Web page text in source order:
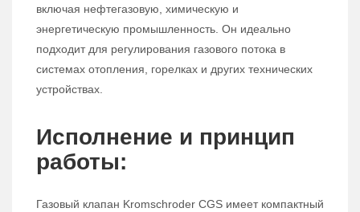
включая нефтегазовую, химическую и
энергетическую промышленность. Он идеально
подходит для регулирования газового потока в
системах отопления, горелках и других технических
устройствах.
Исполнение и принцип
работы:
Газовый клапан Kromschroder CGS имеет компактный